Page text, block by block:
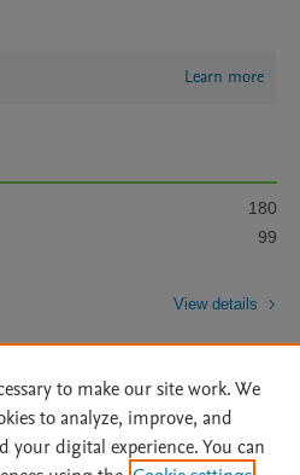
Learn more
180
99
View details
to make our site work. We
to analyze, improve, and
your digital experience. You can